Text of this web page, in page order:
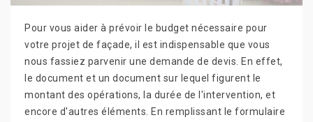
Pour vous aider à prévoir le budget nécessaire pour
votre projet de façade, il est indispensable que vous
nous fassiez parvenir une demande de devis. En effet,
le document et un document sur lequel figurent le
montant des opérations, la durée de l'intervention, et
encore d'autres éléments. En remplissant le formulaire